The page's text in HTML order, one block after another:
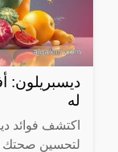
ديسبريلون:
له
اكتشف فوائد
لتحسين صحتك